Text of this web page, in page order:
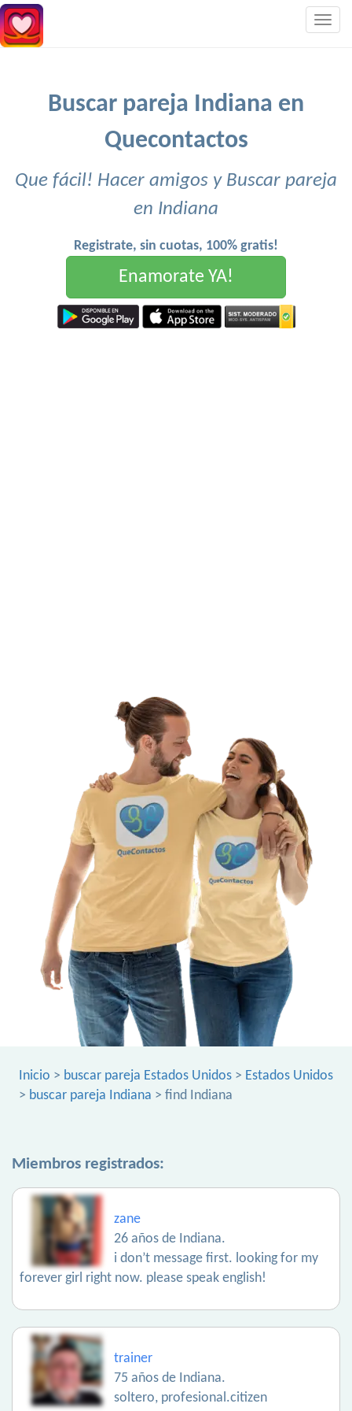
Buscar pareja Indiana en
Quecontactos
Que fácil! Hacer amigos y Buscar pareja
en Indiana
Registrate, sin cuotas, 100% gratis!
Enamorate YA!
Inicio > buscar pareja Estados Unidos > Estados Unidos
> buscar pareja Indiana > find Indiana
Miembros registrados:
zane
26 años de Indiana.
i don’t message first. looking for my
forever girl right now. please speak english!
trainer
75 años de Indiana.
soltero, profesional.citizen